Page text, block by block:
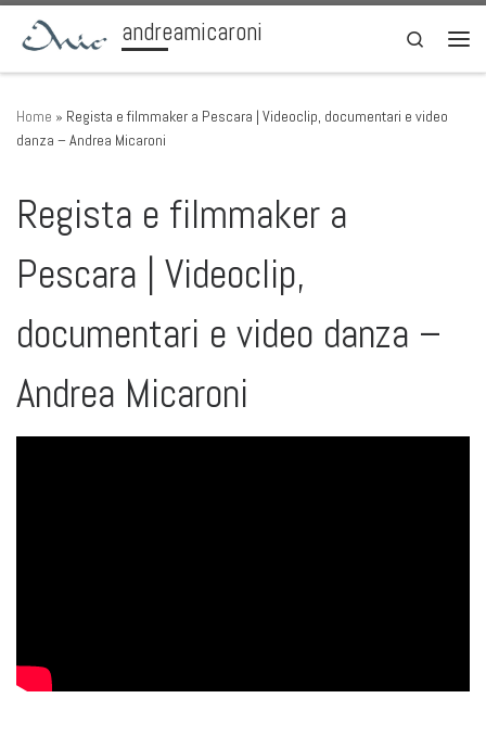
Skip to contentandreamicaroni
Search
Home » Regista e filmmaker a Pescara | Videoclip, documentari e video
danza – Andrea Micaroni
Regista e filmmaker a
Pescara | Videoclip,
documentari e video danza –
Andrea Micaroni